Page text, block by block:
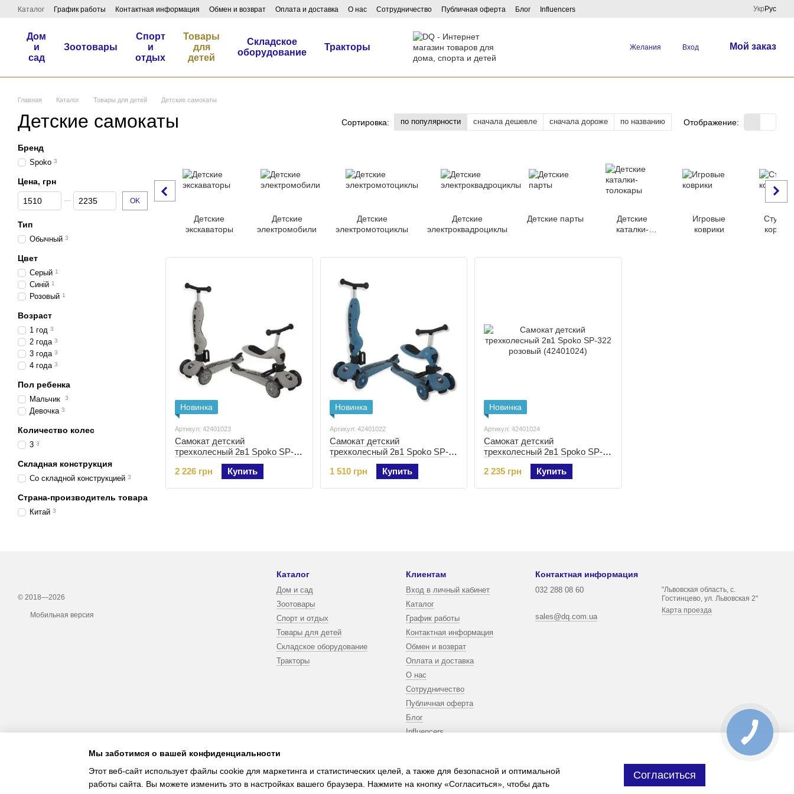
Перейти к основному контенту
Каталог График работы Контактная информация Обмен и возврат Оплата и доставка О нас Сотрудничество Публичная оферта Блог Influencers Укр Рус
Дом
и
сад
Зоотовары
Спорт
и
отдых
Товары
для
детей
Складское
оборудование
Тракторы Желания Вход Мой заказ
Главная Каталог Товары для детей Детские самокаты
Детские самокаты Сортировка: по популярности сначала дешевле сначала дороже по названию Отображение:
Детские
экскаваторы
Детские
электромобили
Детские
электромотоциклы
Детские
электроквадроциклы
Детские парты
Детские
каталки-
Игровые
коврики
Стулья
Новинка
Артикул: 42401023
Самокат детский
трехколесный 2в1 Spoko SP-
322 светло-серый (42401023)
2 226 грн
Купить
Новинка
Артикул: 42401022
Самокат детский
трехколесный 2в1 Spoko SP-
322 синий (42401022)
1 510 грн
Купить
Новинка
Артикул: 42401024
Самокат детский
трехколесный 2в1 Spoko SP-
322 розовый (42401024)
2 235 грн
Купить
Бренд
Spoko 3
Цена, грн
От Цена, грн
До Цена, грн OK
Тип
Обычный 3
Цвет
Серый 1
Синій 1
Розовый 1
Возраст
1 год 3
2 года 3
3 года 3
4 года 3
Пол ребенка
Мальчик 3
Девочка 3
Количество колес
3 3
Складная конструкция
Со складной конструкцией 3
Страна-производитель товара
Китай 3
© 2018—2026
Мобильная версия
Каталог
Дом и сад
Зоотовары
Спорт и отдых
Товары для детей
Складское оборудование
Тракторы
Клиентам
Вход в личный кабинет
Каталог
График работы
Контактная информация
Обмен и возврат
Оплата и доставка
О нас
Сотрудничество
Публичная оферта
Блог
Influencers
Контактная информация
032 288 08 60
sales@dq.com.ua
"Львовская область, с.
Гостинцево, ул. Львовская 2"
Карта проезда
Мы заботимся о вашей конфиденциальности
Этот веб-сайт использует файлы cookie для маркетинга и статистических целей, а также для безопасной и оптимальной
работы сайта. Вы можете изменить это в настройках вашего браузера. Нажмите на кнопку «Согласиться», чтобы дать
Согласиться